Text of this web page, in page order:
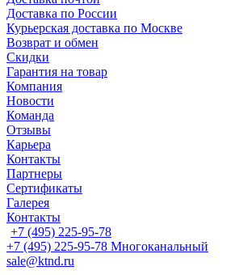
Доставка по России
Курьерская доставка по Москве
Возврат и обмен
Скидки
Гарантия на товар
Компания
Новости
Команда
Отзывы
Карьера
Контакты
Партнеры
Сертификаты
Галерея
Контакты
+7 (495) 225-95-78
+7 (495) 225-95-78 Многоканальный
sale@ktnd.ru